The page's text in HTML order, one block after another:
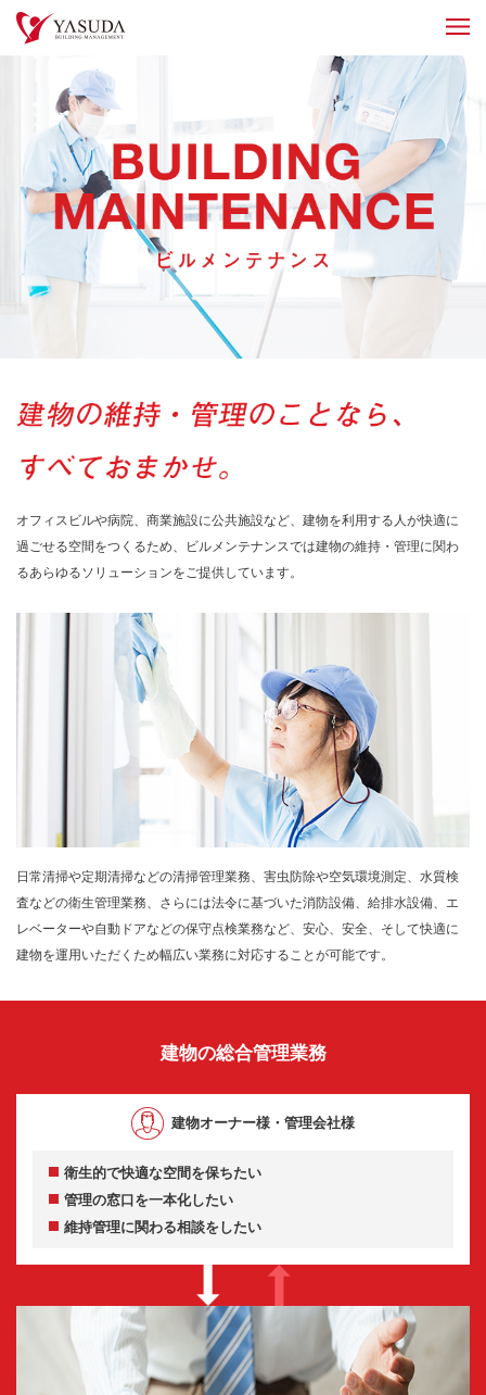
オフィスビルや病院、商業施設に公共施設など、建物を利用する人が快適に
過ごせる空間をつくるため、ビルメンテナンスでは建物の維持・管理に関わ
るあらゆるソリューションをご提供しています。
日常清掃や定期清掃などの清掃管理業務、害虫防除や空気環境測定、水質検
査などの衛生管理業務、さらには法令に基づいた消防設備、給排水設備、エ
レベーターや自動ドアなどの保守点検業務など、安心、安全、そして快適に
建物を運用いただくため幅広い業務に対応することが可能です。
建物の総合管理業務
建物オーナー様・管理会社様
衛生的で快適な空間を保ちたい
管理の窓口を一本化したい
維持管理に関わる相談をしたい